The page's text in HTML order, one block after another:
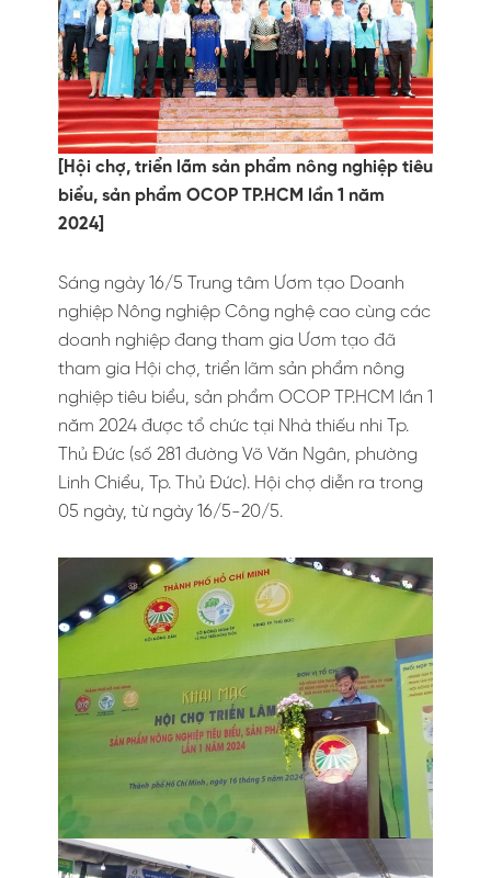
[Hội chợ, triển lãm sản phẩm nông nghiệp tiêu
biểu, sản phẩm OCOP TP.HCM lần 1 năm
2024]
Sáng ngày 16/5 Trung tâm Ươm tạo Doanh
nghiệp Nông nghiệp Công nghệ cao cùng các
doanh nghiệp đang tham gia Ươm tạo đã
tham gia Hội chợ, triển lãm sản phẩm nông
nghiệp tiêu biểu, sản phẩm OCOP TP.HCM lần 1
năm 2024 được tổ chức tại Nhà thiếu nhi Tp.
Thủ Đức (số 281 đường Võ Văn Ngân, phường
Linh Chiểu, Tp. Thủ Đức). Hội chợ diễn ra trong
05 ngày, từ ngày 16/5-20/5.